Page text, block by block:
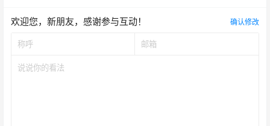
欢迎您，新朋友，感谢参与互动！ 确认修改